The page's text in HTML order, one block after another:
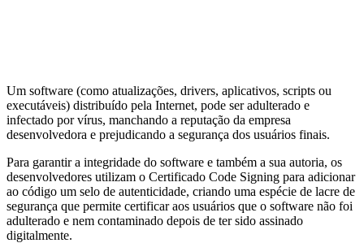
Um software (como atualizações, drivers, aplicativos, scripts ou
executáveis) distribuído pela Internet, pode ser adulterado e
infectado por vírus, manchando a reputação da empresa
desenvolvedora e prejudicando a segurança dos usuários finais.
Para garantir a integridade do software e também a sua autoria, os
desenvolvedores utilizam o Certificado Code Signing para adicionar
ao código um selo de autenticidade, criando uma espécie de lacre de
segurança que permite certificar aos usuários que o software não foi
adulterado e nem contaminado depois de ter sido assinado
digitalmente.